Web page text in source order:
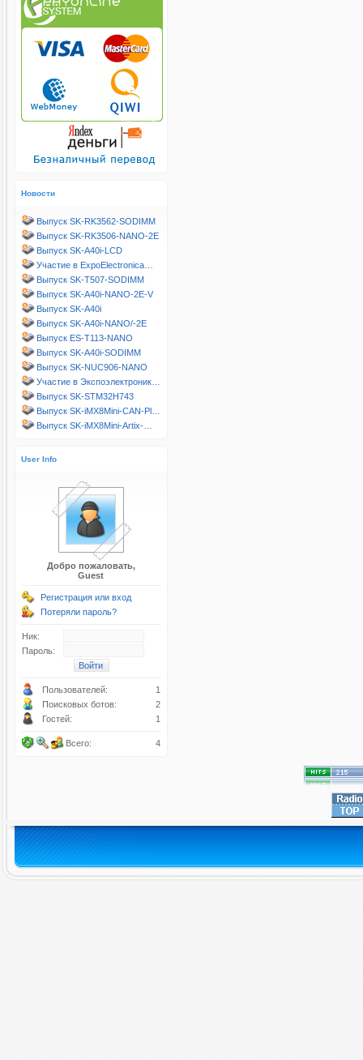
Новости
Выпуск SK-RK3562-SODIMM
Выпуск SK-RK3506-NANO-2E
Выпуск SK-A40i-LCD
Участие в ExpoElectronica…
Выпуск SK-T507-SODIMM
Выпуск SK-A40i-NANO-2E-V
Выпуск SK-A40i
Выпуск SK-A40i-NANO/-2E
Выпуск ES-T113-NANO
Выпуск SK-A40i-SODIMM
Выпуск SK-NUC906-NANO
Участие в Экспоэлектроник…
Выпуск SK-STM32H743
Выпуск SK-iMX8Mini-CAN-Pl…
Выпуск SK-iMX8Mini-Artix-…
User Info
Добро пожаловать,
Guest
Регистрация или вход
Потеряли пароль?
Ник:
Пароль:
Пользователей:
1
Поисковых ботов:
2
Гостей:
1
Всего: 4